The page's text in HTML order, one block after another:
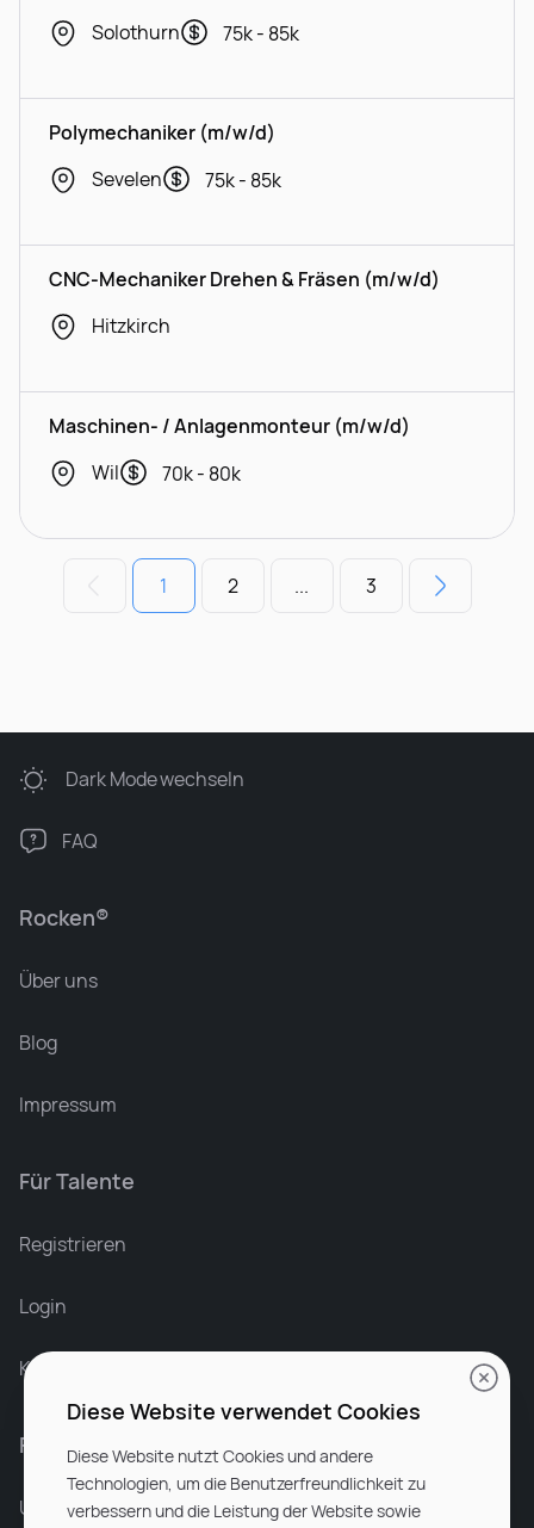
Solothurn
75k - 85k
Polymechaniker (m/w/d)
Sevelen
75k - 85k
CNC-Mechaniker Drehen & Fräsen (m/w/d)
Hitzkirch
Maschinen- / Anlagenmonteur (m/w/d)
Wil
70k - 80k
1 2 ... 3
Rocken®
Über uns
Blog
Impressum
Für Talente
Registrieren
Login
Karriere bei Rocken
Für Unternehmen
Unsere Dienstleistungen
Dark Modewechseln
FAQ
Diese Website verwendet Cookies
Diese Website nutzt Cookies und andere
Technologien, um die Benutzerfreundlichkeit zu
verbessern und die Leistung der Website sowie